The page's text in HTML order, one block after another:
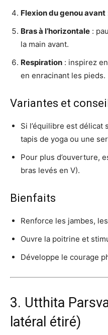
Flexion du genou avant
Bras à l’horizontale :
la main avant.
Respiration : inspirez
en enracinant les pieds.
Variantes et
Si l’équilibre est
tapis de yoga ou une
Pour plus d’ouverture,
bras levés en V).
Bienfaits
Renforce les jambes,
Ouvre la poitrine et
Développe le courage
3. Utthita
latéral étiré)